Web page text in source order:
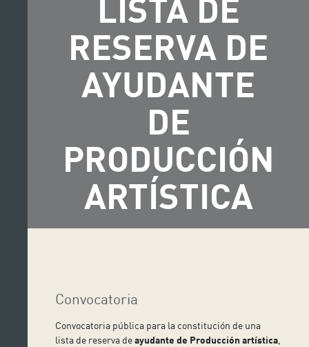
LISTA DE
RESERVA DE
AYUDANTE
DE
PRODUCCIÓN
ARTÍSTICA
Convocatoria
Convocatoria pública para la constitución de una
lista de reserva deayudante de Producción artística